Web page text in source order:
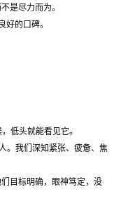
是尽力而为。
的口碑。
低头就能看见它。
。我们深知紧张、疲惫、焦
目标明确，眼神笃定，没